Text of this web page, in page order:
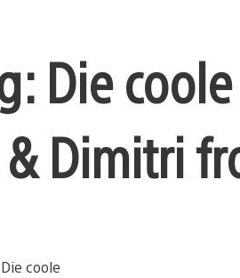
Die
Dimitri